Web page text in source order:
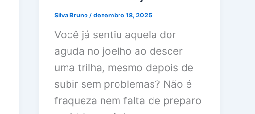
Silva Bruno /dezembro 18, 2025
Você já sentiu aquela dor
aguda no joelho ao descer
uma trilha, mesmo depois de
subir sem problemas? Não é
fraqueza nem falta de preparo